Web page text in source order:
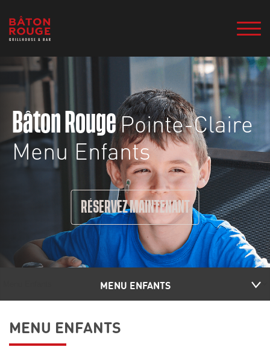
Bâton RougePointe-Claire
Menu Enfants
RÉSERVEZ MAINTENANT
MENU ENFANTS
MENU ENFANTS